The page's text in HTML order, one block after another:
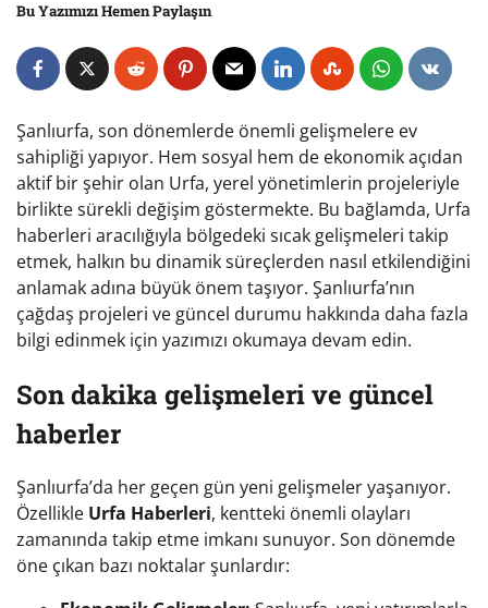
Bu Yazımızı Hemen Paylaşın
Şanlıurfa, son dönemlerde önemli gelişmelere ev
sahipliği yapıyor. Hem sosyal hem de ekonomik açıdan
aktif bir şehir olan Urfa, yerel yönetimlerin projeleriyle
birlikte sürekli değişim göstermekte. Bu bağlamda, Urfa
haberleri aracılığıyla bölgedeki sıcak gelişmeleri takip
etmek, halkın bu dinamik süreçlerden nasıl etkilendiğini
anlamak adına büyük önem taşıyor. Şanlıurfa’nın
çağdaş projeleri ve güncel durumu hakkında daha fazla
bilgi edinmek için yazımızı okumaya devam edin.
Son dakika gelişmeleri ve güncel
haberler
Şanlıurfa’da her geçen gün yeni gelişmeler yaşanıyor.
Özellikle Urfa Haberleri, kentteki önemli olayları
zamanında takip etme imkanı sunuyor. Son dönemde
öne çıkan bazı noktalar şunlardır: